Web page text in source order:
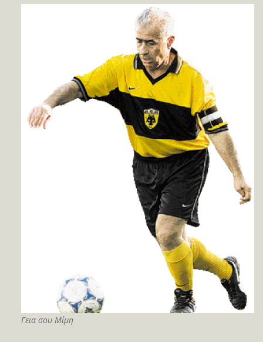
Γεια σου Μίμη